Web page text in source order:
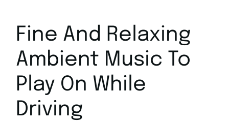
Fine And Relaxing
Ambient Music To
Play On While
Driving